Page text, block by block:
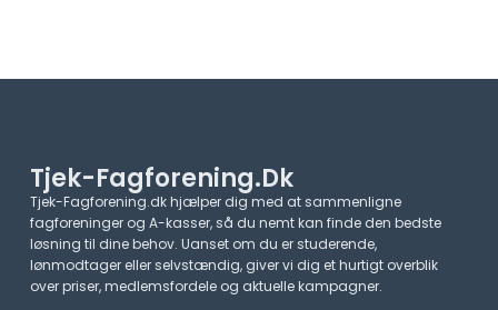
Tjek-Fagforening.dk
Tjek-Fagforening.dk hjælper dig med at sammenligne
fagforeninger og A-kasser, så du nemt kan finde den bedste
løsning til dine behov. Uanset om du er studerende,
lønmodtager eller selvstændig, giver vi dig et hurtigt overblik
over priser, medlemsfordele og aktuelle kampagner.​